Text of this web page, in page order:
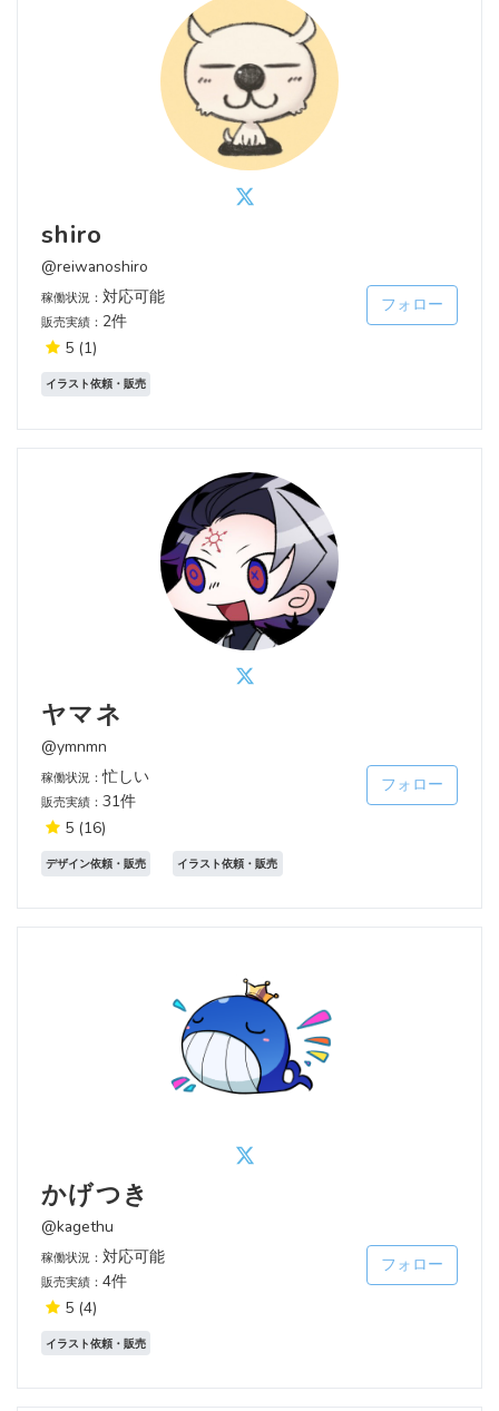
shiro
@reiwanoshiro
稼働状況： 対応可能
販売実績： 2件
5 (1)
フォロー
イラスト依頼・販売
ヤマネ
@ymnmn
稼働状況：忙しい
販売実績： 31件
5 (16)
フォロー
デザイン依頼・販売 イラスト依頼・販売
かげつき
@kagethu
稼働状況： 対応可能
販売実績： 4件
5 (4)
フォロー
イラスト依頼・販売